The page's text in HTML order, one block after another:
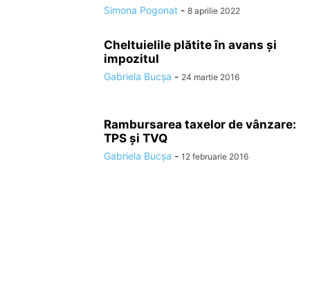
Simona Pogonat - 8 aprilie 2022
Cheltuielile plătite în avans și
impozitul
Gabriela Bucșa - 24 martie 2016
Rambursarea taxelor de vânzare:
TPS și TVQ
Gabriela Bucșa - 12 februarie 2016